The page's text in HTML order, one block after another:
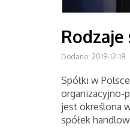
Rodzaje
Dodano: 2019-12-18
Spółki w
organizacyjno-
jest określona
spółek